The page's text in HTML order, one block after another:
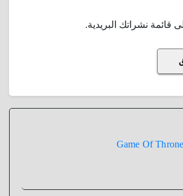
قائمة نشراتك البريدية.